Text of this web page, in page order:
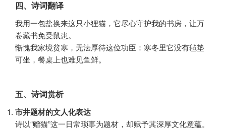
四、诗词翻译
我用一包盐换来这只小狸猫，它尽心守护我的书房，让万
卷藏书免受鼠患。
惭愧我家境贫寒，无法厚待这位功臣：寒冬里它没有毡垫
可坐，餐桌上也难见鱼鲜。
五、诗词赏析
市井题材的文人化表达
诗以“赠猫”这一日常琐事为题材，却赋予其深厚文化意蕴。